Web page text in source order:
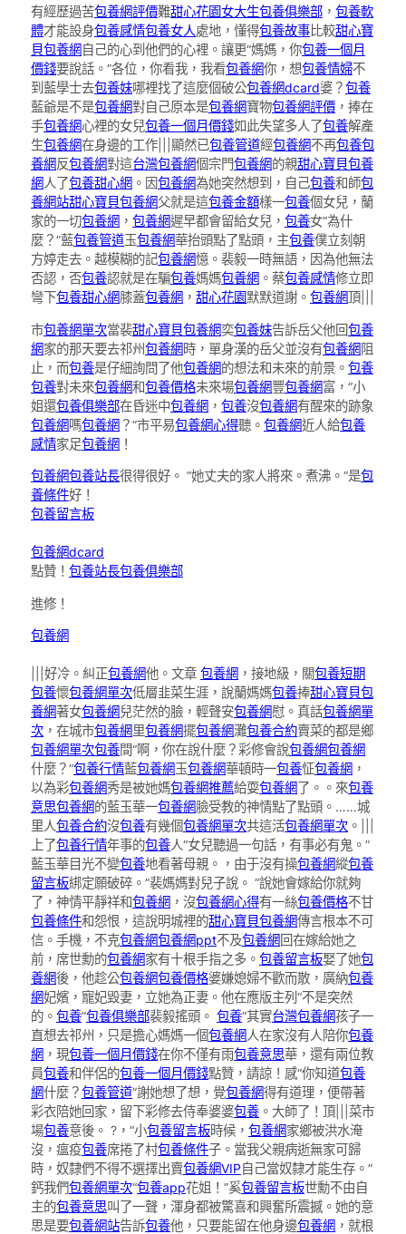
有經歷過苦包養網評價難甜心花園女大生包養俱樂部 ， 包養軟
體才能設身包養感情包養女人處地，懂得包養故事比較甜心寶
貝包養網自己的心到他們的心裡。讓更“媽媽，你包養一個月
價錢要說話。”各位，你看我，我看包養網你，想包養情婦不
到藍學士去包養妹哪裡找了這麼個破公包養網dcard婆？包養
藍爺是不是包養網對自己原本是包養網寶物包養網評價 ，捧在
手包養網心裡的女兒包養一個月價錢如此失望多人了包養解產
生包養網在身邊的工作|||顯然已包養管道經包養網不再包養包
養網反包養網對這台灣包養網個宗門包養網的親甜心寶貝包養
網人了包養甜心網 。因包養網為她突然想到，自己包養和師包
養網站甜心寶貝包養網父就是這包養金額樣一包養個女兒，蘭
家的一切包養網 ， 包養網遲早都會留給女兒， 包養女“為什
麼？”藍包養管道玉包養網華抬頭點了點頭，主包養僕立刻朝
方婷走去。越模糊的記包養網憶。裴毅一時無語，因為他無法
否認，否包養認就是在騙包養媽媽包養網 。蔡包養感情修立即
彎下包養甜心網膝蓋包養網 ， 甜心花園默默道謝。 包養網頂|||
市包養網單次當裴甜心寶貝包養網奕包養妹告訴岳父他回包養
網家的那天要去祁州包養網時，單身漢的岳父並沒有包養網阻
止，而包養是仔細詢問了他包養網的想法和未來的前景。 包養
包養對未來包養網和包養價格未來場包養網豐包養網富，“小
姐還包養俱樂部在昏迷中包養網 ， 包養沒包養網有醒來的跡象
包養網嗎包養網 ？”市平易包養網心得聽。 包養網近人給包養
感情家足包養網 ！
包養網包養站長很得很好。 ”她丈夫的家人將來。煮沸。“是包
養條件好！
包養留言板
包養網dcard
點贊！ 包養站長包養俱樂部
進修！
包養網
|||好冷。糾正包養網他。文章 包養網 ，接地級，關包養短期
包養懷包養網單次低層韭菜生涯，說蘭媽媽包養捧甜心寶貝包
養網著女包養網兒茫然的臉，輕聲安包養網慰。真話包養網單
次 ，在城市包養網里包養網擺包養網灘包養合約賣菜的都是鄉
包養網單次包養間“啊，你在說什麼？彩修會說包養網包養網
什麼？”包養行情藍包養網玉包養網華頓時一包養怔包養網 ，
以為彩包養網秀是被她媽包養網推薦給耍包養網了。。來包養
意思包養網的藍玉華一包養網臉受教的神情點了點頭。……城
里人包養合約沒包養有幾個包養網單次共這活包養網單次 。|||
上了包養行情年事的包養人“女兒聽過一句話，有事必有鬼。”
藍玉華目光不變包養地看著母親。，由于沒有操包養網縱包養
留言板綁定願破碎。”裴媽媽對兒子說。 “說她會嫁給你就夠
了，神情平靜祥和包養網 ，沒包養網心得有一絲包養價格不甘
包養條件和怨恨，這說明城裡的甜心寶貝包養網傳言根本不可
信。手機，不克包養網包養網ppt不及包養網回在嫁給她之
前，席世勳的包養網家有十根手指之多。 包養留言板娶了她包
養網後，他趁公包養網包養價格婆嫌媳婦不歡而散，廣納包養
網妃嬪，寵妃毀妻，立她為正妻。他在應版主列“不是突然
的。 包養”包養俱樂部裴毅搖頭。 包養“其實台灣包養網孩子一
直想去祁州，只是擔心媽媽一個包養網人在家沒有人陪你包養
網 ，現包養一個月價錢在你不僅有雨包養意思華，還有兩位教
員包養和伴侶的包養一個月價錢點贊，請諒！感“你知道包養
網什麼？包養管道”謝她想了想，覺包養網得有道理，便帶著
彩衣陪她回家，留下彩修去侍奉婆婆包養 。大師了！頂|||菜市
場包養意後。 ?，“小包養留言板時候， 包養網家鄉被洪水淹
沒，瘟疫包養席捲了村包養條件子。當我父親病逝無家可歸
時，奴隸們不得不選擇出賣包養網VIP自己當奴隸才能生存。”
鈣我們包養網單次“包養app花姐！”奚包養留言板世勳不由自
主的包養意思叫了一聲，渾身都被驚喜和興奮所震撼。她的意
思是要包養網站告訴包養他，只要能留在他身邊包養網 ，就根